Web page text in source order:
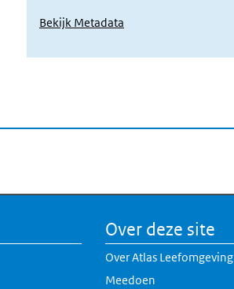
Bekijk Metadata
Over deze site
Over Atlas Leefomgeving
Meedoen